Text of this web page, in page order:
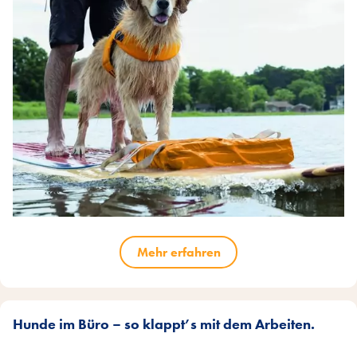
Mehr erfahren
Hunde im Büro – so klappt’s mit dem Arbeiten.